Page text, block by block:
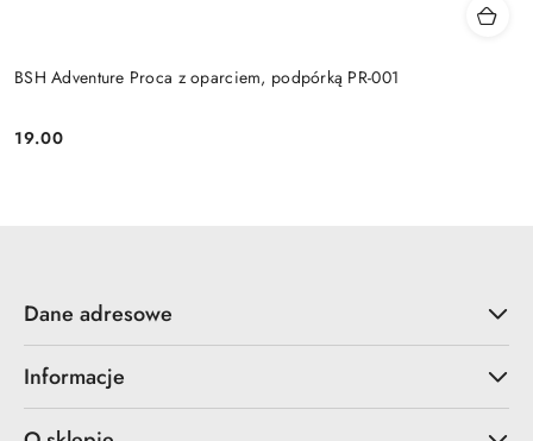
BSH Adventure Proca z oparciem, podpórką PR-001
Cena:
19.00
Dane adresowe
Informacje